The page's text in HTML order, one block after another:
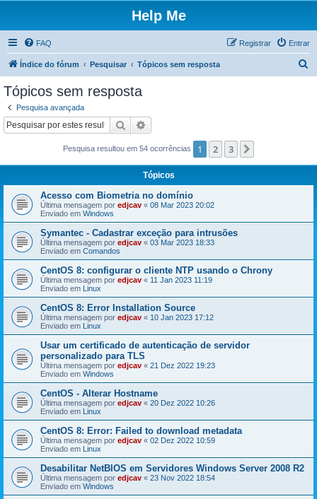
Help Me
FAQ Entrar
Registrar
Índice do fórum Pesquisar Tópicos sem resposta
s
Tópicos sem resposta
Pesquisa avançada
Pesquisar
Pesquisa resultou em 54 ocorrências 1 2 3
Tópicos
Acesso com Biometria no domínio
Última mensagem por edjcav « 08 Mar 2023 20:02
Enviado em Windows
Symantec - Cadastrar exceção para intrusões
Última mensagem por edjcav « 03 Mar 2023 18:33
Enviado em Comandos
CentOS 8: configurar o cliente NTP usando o Chrony
Última mensagem por edjcav « 11 Jan 2023 11:19
Enviado em Linux
CentOS 8: Error Installation Source
Última mensagem por edjcav « 10 Jan 2023 17:12
Enviado em Linux
Usar um certificado de autenticação de servidor
personalizado para TLS
Última mensagem por edjcav « 21 Dez 2022 19:23
Enviado em Windows
CentOS - Alterar Hostname
Última mensagem por edjcav « 20 Dez 2022 10:26
Enviado em Linux
CentOS 8: Error: Failed to download metadata
Última mensagem por edjcav « 02 Dez 2022 10:59
Enviado em Linux
Desabilitar NetBIOS em Servidores Windows Server 2008 R2
Última mensagem por edjcav « 23 Nov 2022 18:54
Enviado em Windows